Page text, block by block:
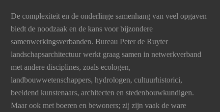
De complexiteit en de onderlinge samenhang van veel opgaven
biedt de noodzaak en de kans voor bijzondere
samenwerkingsverbanden. Bureau Peter de Ruyter
landschapsarchitectuur werkt graag samen in netwerkverband
met andere disciplines, zoals ecologen,
landbouwwetenschappers, hydrologen, cultuurhistorici,
beeldend kunstenaars, architecten en stedenbouwkundigen.
Maar ook met boeren en bewoners; zij zijn vaak de ware